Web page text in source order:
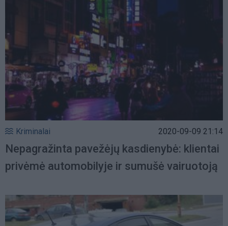
Kriminalai 2020-09-09 21:14
Nepagražinta pavežėjų kasdienybė: klientai
privėmė automobilyje ir sumušė vairuotoją